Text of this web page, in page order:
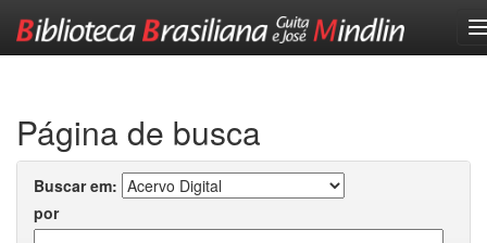
Página de busca
Buscar em:
por